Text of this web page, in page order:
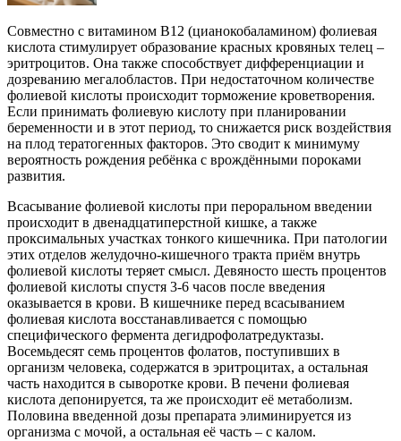
Совместно с витамином В12 (цианокобаламином) фолиевая
кислота стимулирует образование красных кровяных телец –
эритроцитов. Она также способствует дифференциации и
дозреванию мегалобластов. При недостаточном количестве
фолиевой кислоты происходит торможение кроветворения.
Если принимать фолиевую кислоту при планировании
беременности и в этот период, то снижается риск воздействия
на плод тератогенных факторов. Это сводит к минимуму
вероятность рождения ребёнка с врождёнными пороками
развития.
Всасывание фолиевой кислоты при пероральном введении
происходит в двенадцатиперстной кишке, а также
проксимальных участках тонкого кишечника. При патологии
этих отделов желудочно-кишечного тракта приём внутрь
фолиевой кислоты теряет смысл. Девяносто шесть процентов
фолиевой кислоты спустя 3-6 часов после введения
оказывается в крови. В кишечнике перед всасыванием
фолиевая кислота восстанавливается с помощью
специфического фермента дегидрофолатредуктазы.
Восемьдесят семь процентов фолатов, поступивших в
организм человека, содержатся в эритроцитах, а остальная
часть находится в сыворотке крови. В печени фолиевая
кислота депонируется, та же происходит её метаболизм.
Половина введенной дозы препарата элиминируется из
организма с мочой, а остальная её часть – с калом.